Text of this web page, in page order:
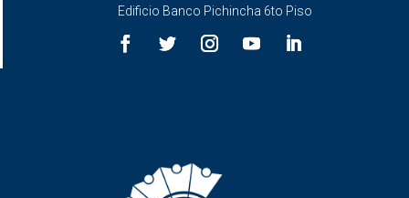
Edificio Banco Pichincha 6to Piso